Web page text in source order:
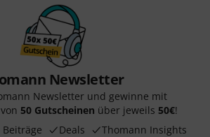
Newsletter
Newsletter und gewinne mit
50 Gutscheinen über jeweils 50€!
Deals Thomann Insights